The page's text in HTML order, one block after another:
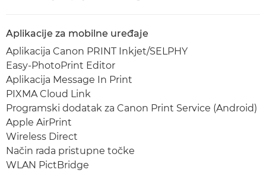
Aplikacije za mobilne uređaje
Aplikacija Canon PRINT Inkjet/SELPHY
Easy-PhotoPrint Editor
Aplikacija Message In Print
PIXMA Cloud Link
Programski dodatak za Canon Print Service (Android)
Apple AirPrint
Wireless Direct
Način rada pristupne točke
WLAN PictBridge